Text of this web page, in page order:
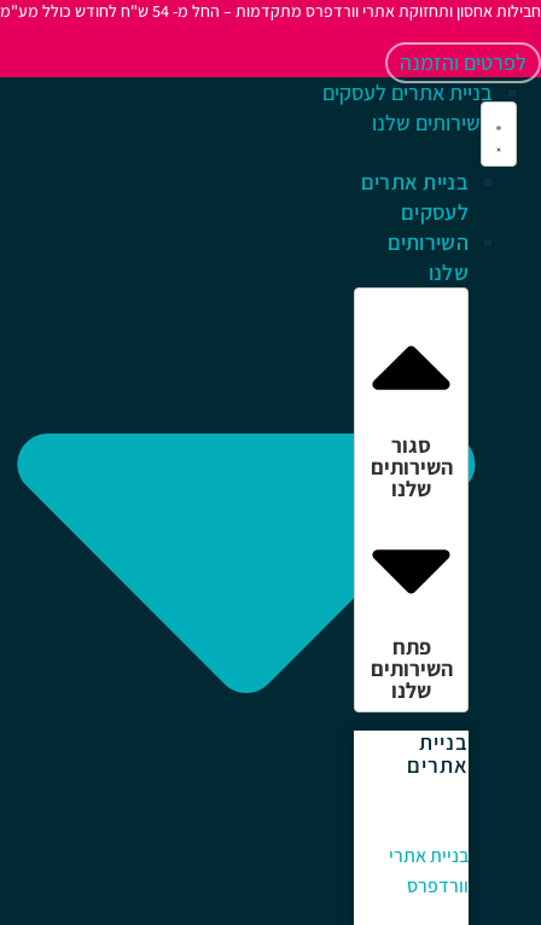
אחסון ותחזוקת אתרי וורדפרס מתקדמות – החל מ- 54 ש"ח לחודש כולל מע"מ
לפרטים והזמנה
בניית אתרים
לעסקים
השירותים
שלנו
סגור
השירותים
שלנו
פתח
השירותים
שלנו
בניית
אתרים
בניית אתרי
וורדפרס
בניית אתרים לעסקים
השירותים שלנו